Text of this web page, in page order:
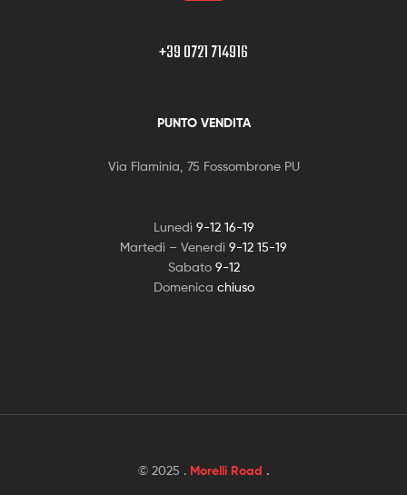
+39 0721 714916
PUNTO VENDITA
Via Flaminia, 75 Fossombrone PU
Lunedì 9-12 16-19
Martedì – Venerdì 9-12 15-19
Sabato 9-12
Domenica chiuso
© 2025 . Morelli Road .